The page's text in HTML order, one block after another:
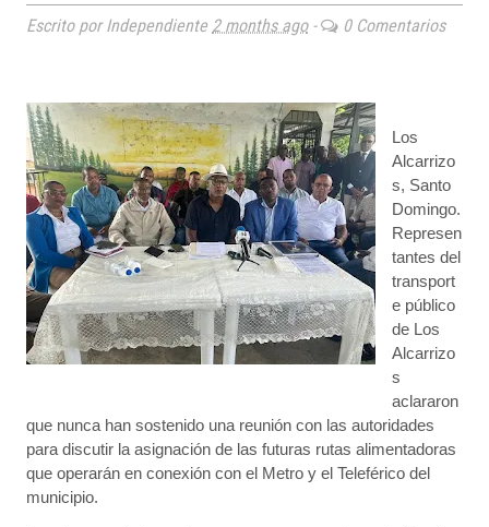
Escrito por Independiente 2 months ago- 0 Comentarios
Los
Alcarrizo
s, Santo
Domingo.
Represen
tantes del
transport
e público
de Los
Alcarrizo
s
aclararon
que nunca han sostenido una reunión con las autoridades
para discutir la asignación de las futuras rutas alimentadoras
que operarán en conexión con el Metro y el Teleférico del
municipio.